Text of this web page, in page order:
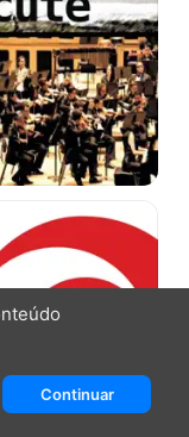
Continuar